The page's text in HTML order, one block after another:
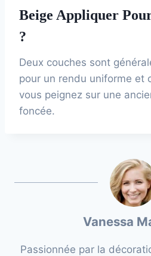
Beige Appliquer
?
Deux couches sont
pour un rendu uniforme et
vous peignez sur une
foncée.
Vanessa
Passionnée par la